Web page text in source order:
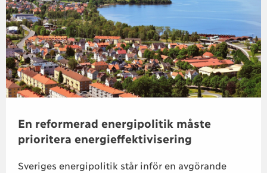
En reformerad energipolitik måste
prioritera energieffektivisering
Sveriges energipolitik står inför en avgörande